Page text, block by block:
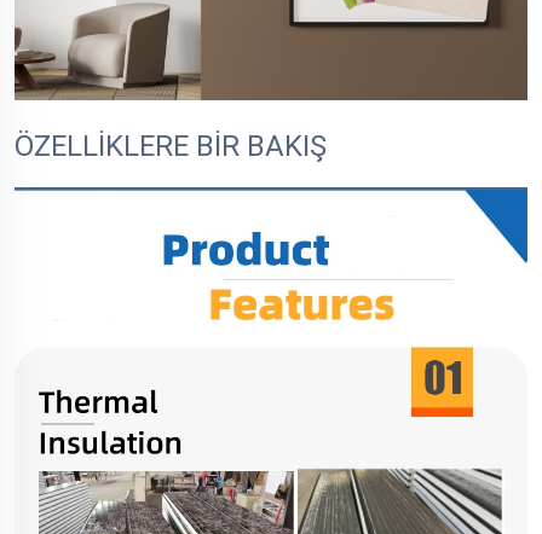
ÖZELLİKLERE BİR BAKIŞ